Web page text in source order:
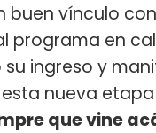
buen vínculo
programa en
su ingreso y
nueva etapa
que vine